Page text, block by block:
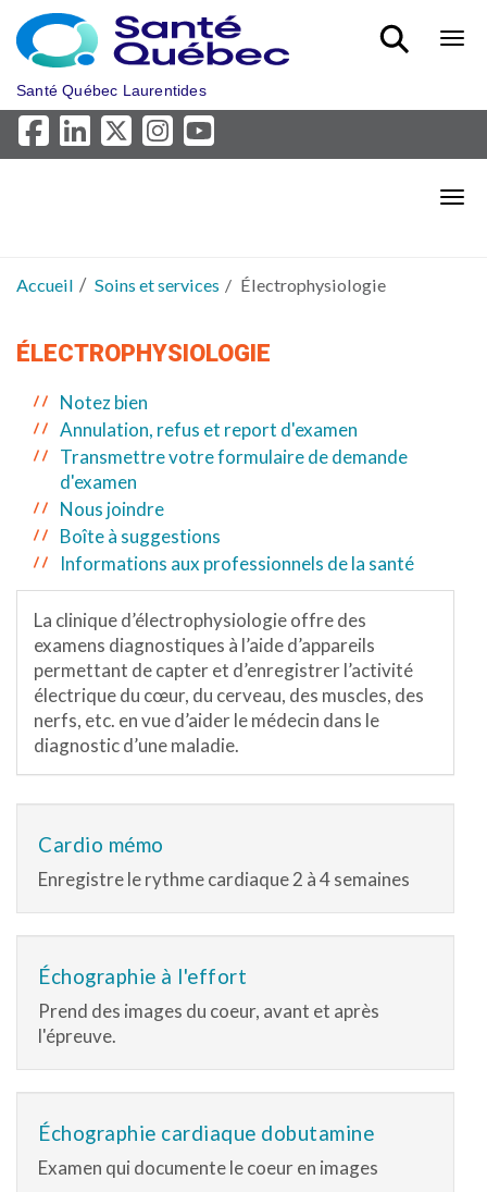
Aller au menu principal
Santé Québec Laurentides
Accueil Soins et services Électrophysiologie
ÉLECTROPHYSIOLOGIE
Notez bien
Annulation, refus et report d'examen
Transmettre votre formulaire de demande
d'examen
Nous joindre
Boîte à suggestions
Informations aux professionnels de la santé
La clinique d’électrophysiologie offre des
examens diagnostiques à l’aide d’appareils
permettant de capter et d’enregistrer l’activité
électrique du cœur, du cerveau, des muscles, des
nerfs, etc. en vue d’aider le médecin dans le
diagnostic d’une maladie.
Cardio mémo
Enregistre le rythme cardiaque 2 à 4 semaines
Échographie à l'effort
Prend des images du coeur, avant et après
l'épreuve.
Échographie cardiaque dobutamine
Examen qui documente le coeur en images